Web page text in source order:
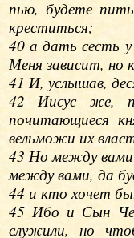
пью, будете
креститься;
40 а дать сесть
Меня зависит, но
41 И, услышав,
42 Иисус же,
почитающиеся
вельможи их
43 Но между
между вами, да
44 и кто хочет
45 Ибо и Сын
служили, но